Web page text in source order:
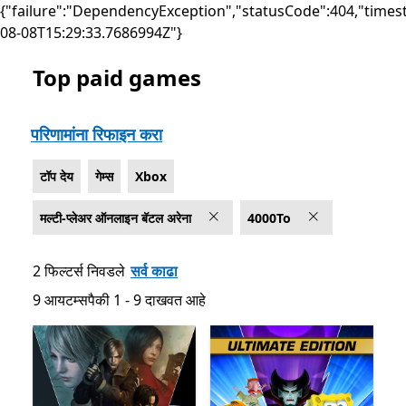
08-08T15:29:33.7686994Z"}
सूची Microsoft.com
Top paid games
परिणामांना रिफाइन करा
टॉप देय गेम्स Xbox
मल्टी-प्लेअर ऑनलाइन बॅटल अरेना 4000To
2 फिल्टर्स निवडले सर्व काढा
9 आयटम्सपैकी 1 - 9 दाखवत आहे
9 आयटम्सपैकी 1 - 9 दाखवत आहे